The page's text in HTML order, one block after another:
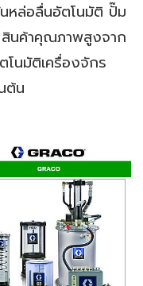
หล่อลื่นอัตโนมัติ ปั๊ม
สินค้าคุณภาพสูงจาก
โนมัติเครื่องจักร
ต้น